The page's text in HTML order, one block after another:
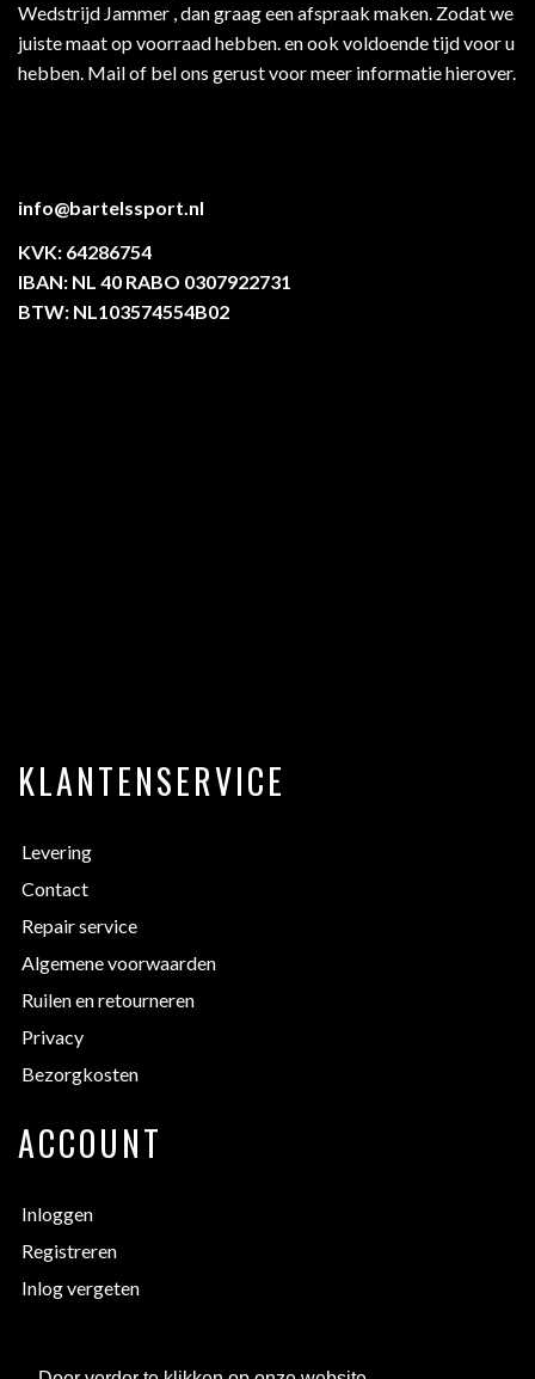
Wedstrijd Jammer , dan graag een afspraak maken. Zodat we
juiste maat op voorraad hebben. en ook voldoende tijd voor u
hebben. Mail of bel ons gerust voor meer informatie hierover.
info@bartelssport.nl
KVK: 64286754
IBAN: NL 40 RABO 0307922731
BTW: NL103574554B02
KLANTENSERVICE
Levering
Contact
Repair service
Algemene voorwaarden
Ruilen en retourneren
Privacy
Bezorgkosten
ACCOUNT
Inloggen
Registreren
Inlog vergeten